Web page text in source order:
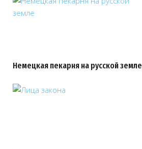
Немецкая пекарня на русской земле